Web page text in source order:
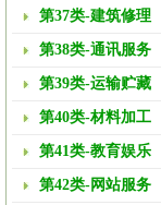
第37类-建筑修理
第38类-通讯服务
第39类-运输贮藏
第40类-材料加工
第41类-教育娱乐
第42类-网站服务